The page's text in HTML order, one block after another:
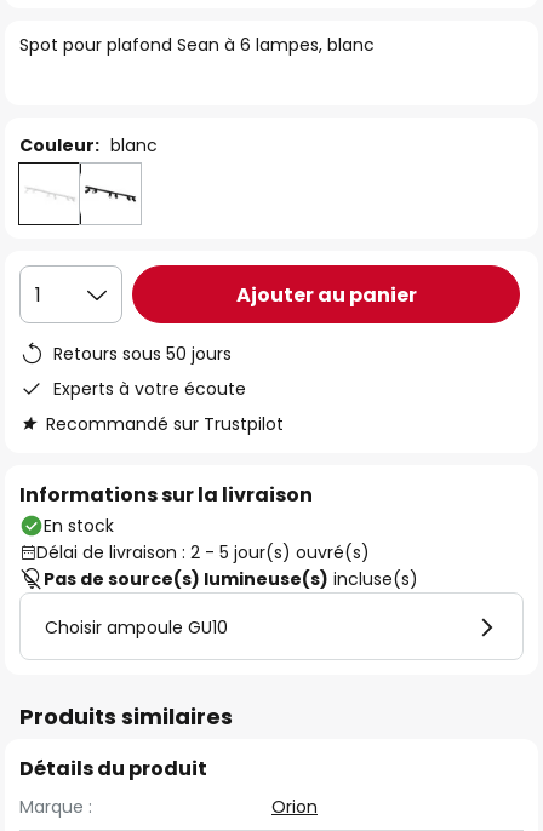
the
Spot pour plafond Sean à 6 lampes, blanc
Couleur: blanc
1 Ajouter au panier
Retours sous 50 jours
Experts à votre écoute
Recommandé sur Trustpilot
Informations sur la livraison
En stock
Délai de livraison : 2 - 5 jour(s) ouvré(s)
Pas de source(s) lumineuse(s) incluse(s)
Choisir ampoule GU10
Produits similaires
Détails du produit
Marque :
Orion